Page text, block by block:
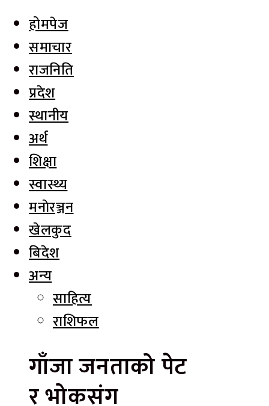
होमपेज
समाचार
राजनिति
प्रदेश
स्थानीय
अर्थ
शिक्षा
स्वास्थ्य
मनाेरञ्जन
खेलकुद
बिदेश
अन्य
साहित्य
राशिफल
गाँजा जनताको पेट
र भोकसंग